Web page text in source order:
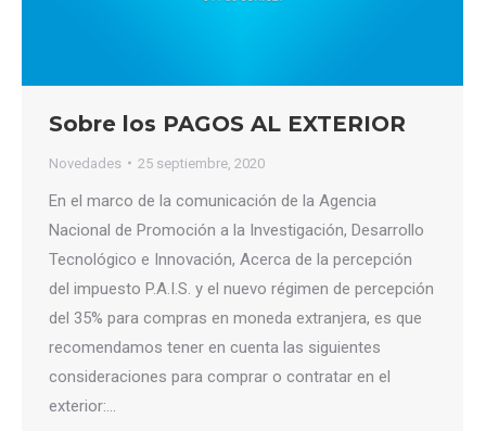
Sobre los PAGOS AL EXTERIOR
Novedades 25 septiembre, 2020
En el marco de la comunicación de la Agencia
Nacional de Promoción a la Investigación, Desarrollo
Tecnológico e Innovación, Acerca de la percepción
del impuesto P.A.I.S. y el nuevo régimen de percepción
del 35% para compras en moneda extranjera, es que
recomendamos tener en cuenta las siguientes
consideraciones para comprar o contratar en el
exterior:…